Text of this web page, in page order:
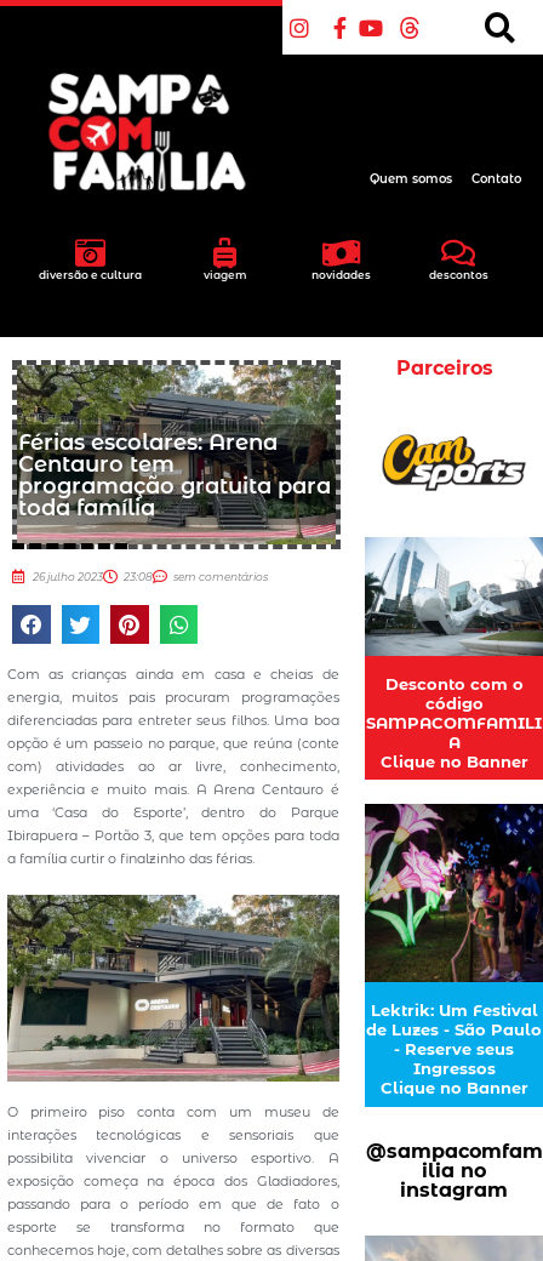
diversão e cultura viagem novidades descontos
Quem somos Contato
Férias escolares: Arena
Centauro tem
programação gratuita para
toda família
26 julho 2023 23:08 sem comentários
Com as crianças ainda em casa e cheias de
energia, muitos pais procuram programações
diferenciadas para entreter seus filhos. Uma boa
opção é um passeio no parque, que reúna (conte
com) atividades ao ar livre, conhecimento,
experiência e muito mais. A Arena Centauro é
uma ‘Casa do Esporte’, dentro do Parque
Ibirapuera – Portão 3, que tem opções para toda
a família curtir o finalzinho das férias.
O primeiro piso conta com um museu de
interações tecnológicas e sensoriais que
possibilita vivenciar o universo esportivo. A
exposição começa na época dos Gladiadores,
passando para o período em que de fato o
esporte se transforma no formato que
conhecemos hoje, com detalhes sobre as diversas
Parceiros
Desconto com o
código
SAMPACOMFAMILI
A
Clique no Banner
Lektrik: Um Festival
de Luzes - São Paulo
- Reserve seus
Ingressos
Clique no Banner
@sampacomfam
ilia no
instagram